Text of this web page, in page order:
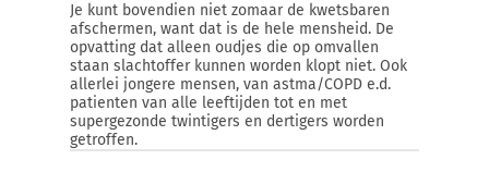
Je kunt bovendien niet zomaar de kwetsbaren
afschermen, want dat is de hele mensheid. De
opvatting dat alleen oudjes die op omvallen
staan slachtoffer kunnen worden klopt niet. Ook
allerlei jongere mensen, van astma/COPD e.d.
patienten van alle leeftijden tot en met
supergezonde twintigers en dertigers worden
getroffen.